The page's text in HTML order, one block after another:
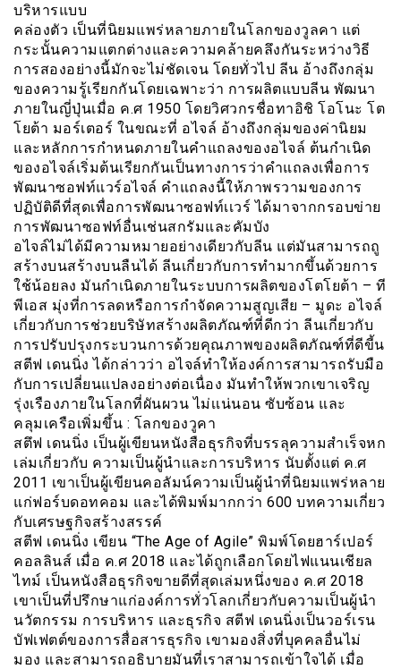
บริหารแบบ
คล่องตัว เป็นที่นิยมแพร่หลายภายในโลกของวูลคา แต่
กระนั้นความแตกต่างและความคล้ายคลึงกันระหว่างวิธี
การสองอย่างนี้มักจะไม่ชัดเจน โดยทั่วไป ลีน อ้างถึงกลุ่ม
ของความรู้เรียกกันโดยเฉพาะว่า การผลิตแบบลีน พัฒนา
ภายในญี่ปุ่นเมื่อ ค.ศ 1950 โดยวิศวกรชื่อทาอิชิ โอโนะ โต
โยต้า มอร์เตอร์ ในขณะที่ อไจล์ อ้างถึงกลุ่มของค่านิยม
และหลักการกำหนดภายในคำแถลงของอไจล์ ต้นกำเนิด
ของอไจล์เริ่มต้นเรียกกันเป็นทางการว่าคำแถลงเพื่อการ
พัฒนาซอฟท์แวร์อไจล์ คำแถลงนี้ให้ภาพรวามของการ
ปฏิบัติดีที่สุดเพื่อการพัฒนาซอฟท์เเวร์ ได้มาจากกรอบข่าย
การพัฒนาซอฟท์อื่นเช่นสกรัมและคัมบัง
อไจล์ไม่ได้มีความหมายอย่างเดียวกับลีน แต่มันสามารถถู
สร้างบนสร้างบนลืนได้ ลีนเกี่ยวกับการทำมากขึ้นด้วยการ
ใช้น้อยลง มันกำเนิดภายในระบบการผลิตของโตโยต้า – ที
พีเอส มุ่งที่การลดหรือการกำจัดความสูญเสีย – มูดะ อไจล์
เกี่ยวกับการช่วยบริษัทสร้างผลิตภัณฑ์ที่ดีกว่า ลีนเกี่ยวกับ
การปรับปรุงกระบวนการด้วยคุณภาพของผลิตภัณฑ์ที่ดีขี้น
สตีฟ เดนนิ่ง ได้กล่าวว่า อไจล์ทำให้องค์การสามารถรับมือ
กับการเปลี่ยนแปลงอย่างต่อเนื่อง มันทำให้พวกเขาเจริญ
รุ่งเรืองภายในโลกที่ผันผวน ไม่เเน่นอน ซับซ้อน และ
คลุมเครือเพิ่มขึ้น : โลกของวูคา
สตึฟ เดนนิ่ง เป็นผู้เขียนหนังสือธุรกิจที่บรรลุความสำเร็จหก
เล่มเกี่ยวกับ ความเป็นผู้นำและการบริหาร นับตั้งแต่ ค.ศ
2011 เขาเป็นผู้เขียนคอลัมน์ความเป็นผู้นำที่นิยมแพร่หลาย
แก่ฟอร์บดอทคอม และได้พิมพ์มากกว่า 600 บทความเกี่ยว
กับเศรษฐกิจสร้างสรรค์
สตีฟ เดนนิ่ง เขียน “The Age of Agile” พิมพ์โดยฮาร์เปอร์
คอลลินส์ เมื่อ ค.ศ 2018 และได้ถูกเลือกโดยไฟแนนเชียล
ไทม์ เป็นหนังสือธุรกิจขายดีที่สุดเล่มหนึ่งของ ค.ศ 2018
เขาเป็นที่ปรึกษาแก่องค์การทั่วโลกเกี่ยวกับความเป็นผู้นำ
นวัตกรรม การบริหาร และธุรกิจ สตีฟ เดนนิ่งเป็นวอร์เรน
บัฟเฟตต์ของการสื่อสารธุรกิจ เขามองสิ่งที่บุคคลอื่นไม่
มอง และสามารถอธิบายมันที่เราสามารถเข้าใจได้ เมื่อ